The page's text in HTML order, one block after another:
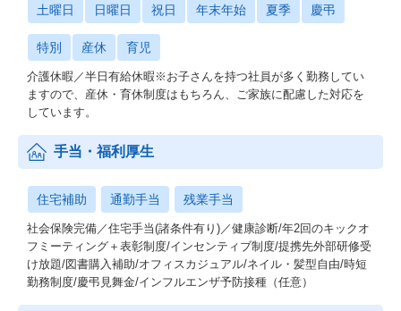
・就職支援事業
・ITエンジニア事業
・メディア事業
土曜日 日曜日 祝日 年末年始 夏季 慶弔
特別 産休 育児
介護休暇／半⽇有給休暇※お子さんを持つ社員が多く勤務してい
ますので、産休・育休制度はもちろん、ご家族に配慮した対応を
しています。
手当・福利厚生
住宅補助 通勤手当 残業手当
社会保険完備／住宅手当(諸条件有り)／健康診断/年2回のキックオ
フミーティング＋表彰制度/インセンティブ制度/提携先外部研修受
け放題/図書購入補助/オフィスカジュアル/ネイル・髪型自由/時短
勤務制度/慶弔見舞金/インフルエンザ予防接種（任意）